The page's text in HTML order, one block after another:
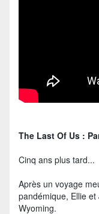
The Last Of Us :
Cinq ans plus tard...
Après un voyage
pandémique, Ellie
Wyoming.